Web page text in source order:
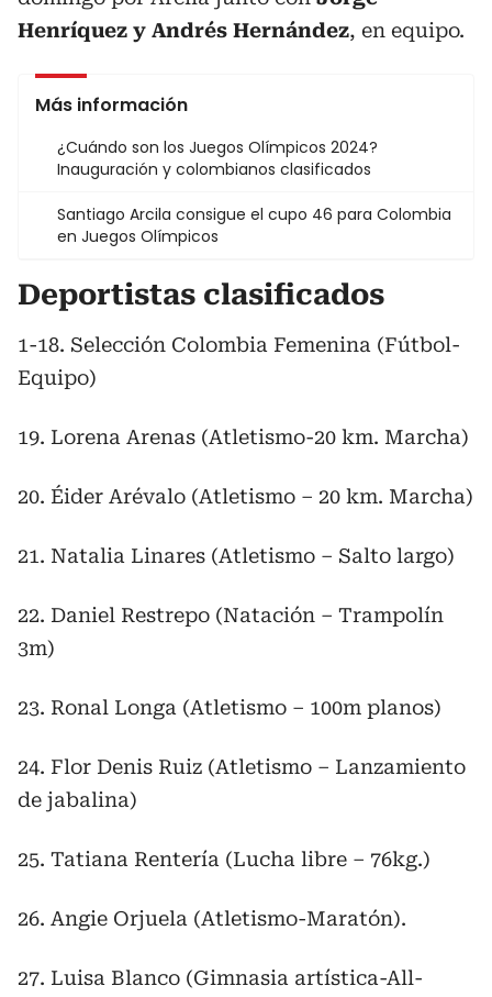
Henríquez y Andrés Hernández, en equipo.
Más información
¿Cuándo son los Juegos Olímpicos 2024?
Inauguración y colombianos clasificados
Santiago Arcila consigue el cupo 46 para Colombia
en Juegos Olímpicos
Deportistas clasificados
1-18. Selección Colombia Femenina (Fútbol-
Equipo)
19. Lorena Arenas (Atletismo-20 km. Marcha)
20. Éider Arévalo (Atletismo – 20 km. Marcha)
21. Natalia Linares (Atletismo – Salto largo)
22. Daniel Restrepo (Natación – Trampolín
3m)
23. Ronal Longa (Atletismo – 100m planos)
24. Flor Denis Ruiz (Atletismo – Lanzamiento
de jabalina)
25. Tatiana Rentería (Lucha libre – 76kg.)
26. Angie Orjuela (Atletismo-Maratón).
27. Luisa Blanco (Gimnasia artística-All-